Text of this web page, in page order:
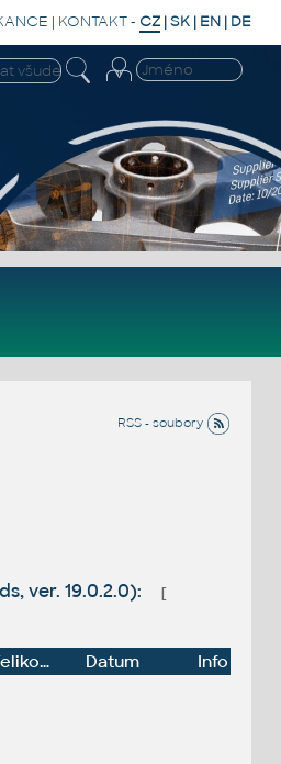
| KONTAKT- CZ |SK | EN | DE
RSS - soubory
ver. 19.0.2.0):
[
Velikost Datum
Info